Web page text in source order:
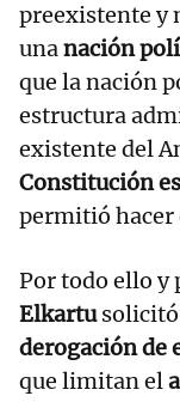
preexistente y
unanación
que la nación
estructura
existente del
Constitución
permitió hacer
Por todo ello y
Elkartusolicitó
derogación de
que limitan el